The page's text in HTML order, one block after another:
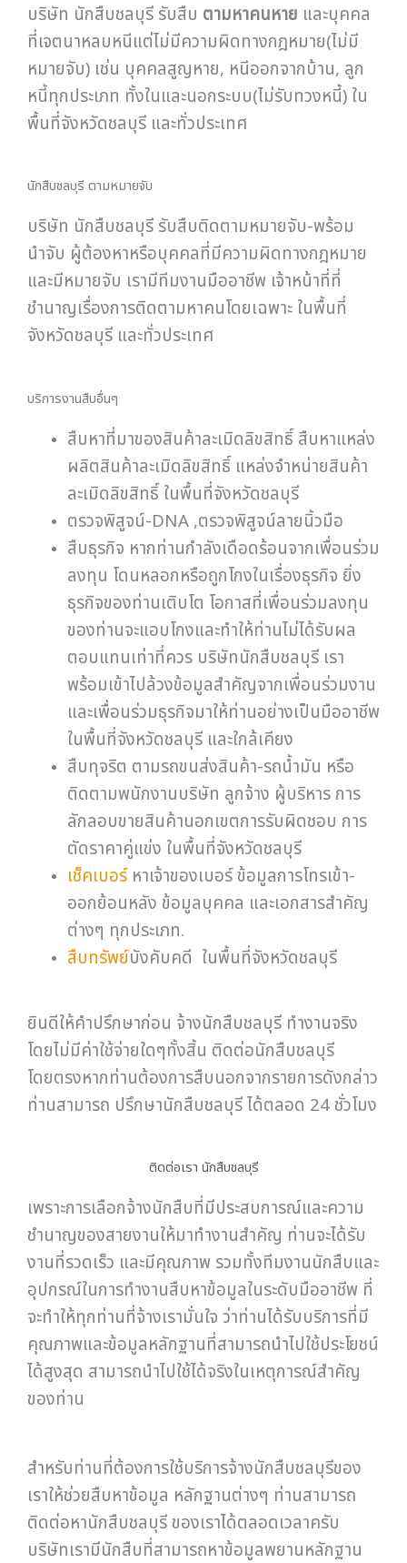
บริษัท นักสืบชลบุรี รับสืบ ตามหาคนหาย และบุคคล
ที่เจตนาหลบหนีแต่ไม่มีความผิดทางกฎหมาย(ไม่มี
หมายจับ) เช่น บุคคลสูญหาย, หนีออกจากบ้าน, ลูก
หนี้ทุกประเภท ทั้งในและนอกระบบ(ไม่รับทวงหนี้) ใน
พื้นที่จังหวัดชลบุรี และทั่วประเทศ
นักสืบชลบุรี ตามหมายจับ
บริษัท นักสืบชลบุรี รับสืบติดตามหมายจับ-พร้อม
นำจับ ผู้ต้องหาหรือบุคคลที่มีความผิดทางกฎหมาย
และมีหมายจับ เรามีทีมงานมืออาชีพ เจ้าหน้าที่ที่
ชำนาญเรื่องการติดตามหาคนโดยเฉพาะ ในพื้นที่
จังหวัดชลบุรี และทั่วประเทศ
บริการงานสืบอื่นๆ
สืบหาที่มาของสินค้าละเมิดลิขสิทธิ์ สืบหาแหล่ง
ผลิตสินค้าละเมิดลิขสิทธิ์ แหล่งจำหน่ายสินค้า
ละเมิดลิขสิทธิ์ ในพื้นที่จังหวัดชลบุรี
ตรวจพิสูจน์-DNA ,ตรวจพิสูจน์ลายนิ้วมือ
สืบธุรกิจ หากท่านกำลังเดือดร้อนจากเพื่อนร่วม
ลงทุน โดนหลอกหรือถูกโกงในเรื่องธุรกิจ ยิ่ง
ธุรกิจของท่านเติบโต โอกาสที่เพื่อนร่วมลงทุน
ของท่านจะแอบโกงและทำให้ท่านไม่ได้รับผล
ตอบแทนเท่าที่ควร บริษัทนักสืบชลบุรี เรา
พร้อมเข้าไปล้วงข้อมูลสำคัญจากเพื่อนร่วมงาน
และเพื่อนร่วมธุรกิจมาให้ท่านอย่างเป็นมืออาชีพ
ในพื้นที่จังหวัดชลบุรี และใกล้เคียง
สืบทุจริต ตามรถขนส่งสินค้า-รถน้ำมัน หรือ
ติดตามพนักงานบริษัท ลูกจ้าง ผู้บริหาร การ
ลักลอบขายสินค้านอกเขตการรับผิดชอบ การ
ตัดราคาคู่แข่ง ในพื้นที่จังหวัดชลบุรี
เช็คเบอร์หาเจ้าของเบอร์ ข้อมูลการโทรเข้า-
ออกย้อนหลัง ข้อมูลบุคคล และเอกสารสำคัญ
ต่างๆ ทุกประเภท.
สืบทรัพย์บังคับคดี ในพื้นที่จังหวัดชลบุรี
ยินดีให้คำปรึกษาก่อน จ้างนักสืบชลบุรี ทำงานจริง
โดยไม่มีค่าใช้จ่ายใดๆทั้งสิ้น ติดต่อนักสืบชลบุรี
โดยตรงหากท่านต้องการสืบนอกจากรายการดังกล่าว
ท่านสามารถ ปรึกษานักสืบชลบุรี ได้ตลอด 24 ชั่วโมง
ติดต่อเรา นักสืบชลบุรี
เพราะการเลือกจ้างนักสืบที่มีประสบการณ์และความ
ชำนาญของสายงานให้มาทำงานสำคัญ ท่านจะได้รับ
งานที่รวดเร็ว และมีคุณภาพ รวมทั้งทีมงานนักสืบและ
อุปกรณ์ในการทำงานสืบหาข้อมูลในระดับมืออาชีพ ที่
จะทำให้ทุกท่านที่จ้างเรามั่นใจ ว่าท่านได้รับบริการที่มี
คุณภาพและข้อมูลหลักฐานที่สามารถนำไปใช้ประโยชน์
ได้สูงสุด สามารถนำไปใช้ได้จริงในเหตุการณ์สำคัญ
ของท่าน
สำหรับท่านที่ต้องการใช้บริการจ้างนักสืบชลบุรีของ
เราให้ช่วยสืบหาข้อมูล หลักฐานต่างๆ ท่านสามารถ
ติดต่อหานักสืบชลบุรี ของเราได้ตลอดเวลาครับ
บริษัทเรามีนักสืบที่สามารถหาข้อมูลพยานหลักฐาน